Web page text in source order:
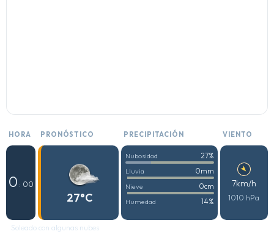
HORA PRONÓSTICO PRECIPITACIÓN VIENTO
0 : 00
27°C
Nubosidad 27%
Lluvia 0mm
Nieve 0cm
Humedad 14%
7km/h
1010 hPa
Soleado con algunas nubes